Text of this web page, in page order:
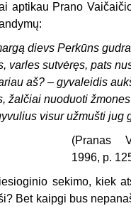
aptikau Prano
dievs Perkūns
varles sutvėręs, pats
aš? – gyvaleidis
žalčiai nuoduoti
visur užmušti jug
(Pranas
1996, p.
sekimo, kiek
Bet kaipgi bus